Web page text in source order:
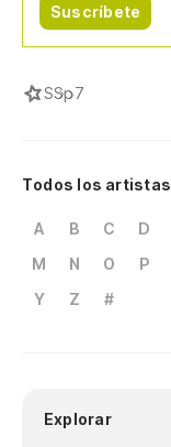
Suscríbete
SSp7
Todos los artistas
A B C D
M
N O P
Y
Z #
Explorar